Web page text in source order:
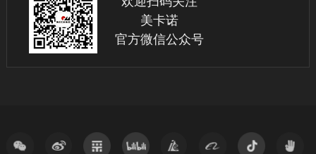
美卡诺
官方微信公众号